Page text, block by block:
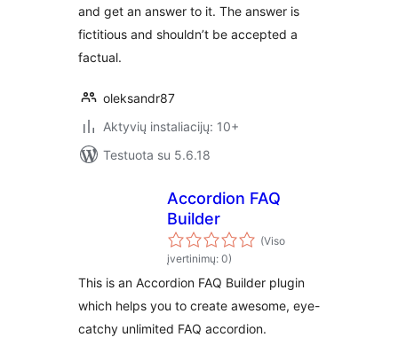
and get an answer to it. The answer is
fictitious and shouldn’t be accepted a
factual.
oleksandr87
Aktyvių instaliacijų: 10+
Testuota su 5.6.18
Accordion FAQ
Builder
(Viso
įvertinimų: 0)
This is an Accordion FAQ Builder plugin
which helps you to create awesome, eye-
catchy unlimited FAQ accordion.